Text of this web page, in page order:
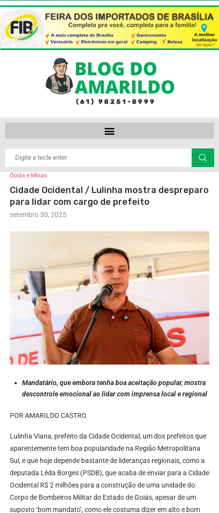
Goiás e Minas
Cidade Ocidental / Lulinha mostra despreparo
para lidar com cargo de prefeito
setembro 30, 2025
Mandatário, que embora tenha boa aceitação popular, mostra
descontrole emocional ao lidar com imprensa local e regional
POR AMARILDO CASTRO
Lulinha Viana, prefeito da Cidade Ocidental, um dos prefeitos que
aparentemente tem boa popularidade na Região Metropolitana
Sul, e que hoje depende bastante de lideranças regionais, como a
deputada Lêda Borges (PSDB), que acaba de enviar para a Cidade
Ocidental R$ 2 milhões para a construção de uma unidade do
Corpo de Bombeiros Militar do Estado de Goiás, apesar de um
suposto ‘bom mandato’, como ele costuma dizer em alto e bom